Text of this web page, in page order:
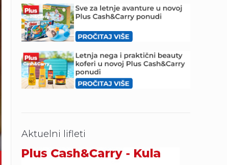
Aktuelni lifleti